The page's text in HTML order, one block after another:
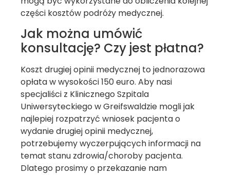
części kosztów podróży medycznej.
Jak można umówić
konsultację? Czy jest płatna?
Koszt drugiej opinii medycznej to jednorazowa
opłata w wysokości 150 euro. Aby nasi
specjaliści z Klinicznego Szpitala
Uniwersyteckiego w Greifswaldzie mogli jak
najlepiej rozpatrzyć wniosek pacjenta o
wydanie drugiej opinii medycznej,
potrzebujemy wyczerpujących informacji na
temat stanu zdrowia/choroby pacjenta.
Dlatego prosimy o przekazanie nam